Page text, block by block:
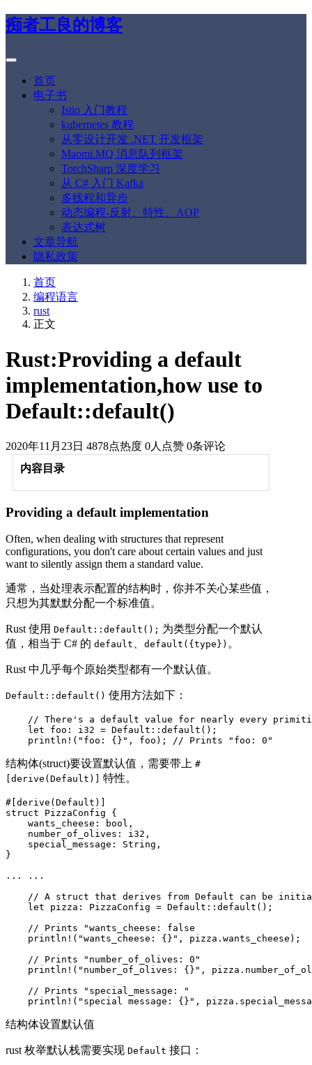
痴者工良的博客
首页
电子书
Istio 入门教程
kubernetes 教程
从零设计开发 .NET 开发框架
Maomi.MQ 消息队列框架
TorchSharp 深度学习
从 C# 入门 Kafka
多线程和异步
动态编程-反射、特性、AOP
表达式树
文章导航
隐私政策
首页
编程语言
rust
正文
Rust:Providing a default
implementation,how use to
Default::default()
2020年11月23日 4878点热度 0人点赞 0条评论
内容目录
Providing a default implementation
Often, when dealing with structures that represent
configurations, you don't care about certain values and just
want to silently assign them a standard value.
通常，当处理表示配置的结构时，你并不关心某些值，
只想为其默默分配一个标准值。
Rust 使用 Default::default(); 为类型分配一个默认
值，相当于 C# 的 default 、 default({type}) 。
Rust 中几乎每个原始类型都有一个默认值。
Default::default() 使用方法如下：
// There's a default value for nearly every
    let foo: i32 = Default::default();
    println!("foo: {}", foo); // Prints "foo: 0"
结构体(struct)要设置默认值，需要带上 #
[derive(Default)]
特性。
#[derive(Default)]
struct PizzaConfig {
    wants_cheese: bool,
    number_of_olives: i32,
    special_message: String,
}
... ...
// A struct that derives from Default can be
    let pizza: PizzaConfig = Default::default();
    // Prints "wants_cheese: false
    println!("wants_cheese: {}", pizza.wants_cheese);
    // Prints "number_of_olives: 0"
println!("number_of_olives: {}",
    // Prints "special_message: "
println!("special message: {}",
结构体设置默认值
rust 枚举默认栈需要实现 Default 接口：